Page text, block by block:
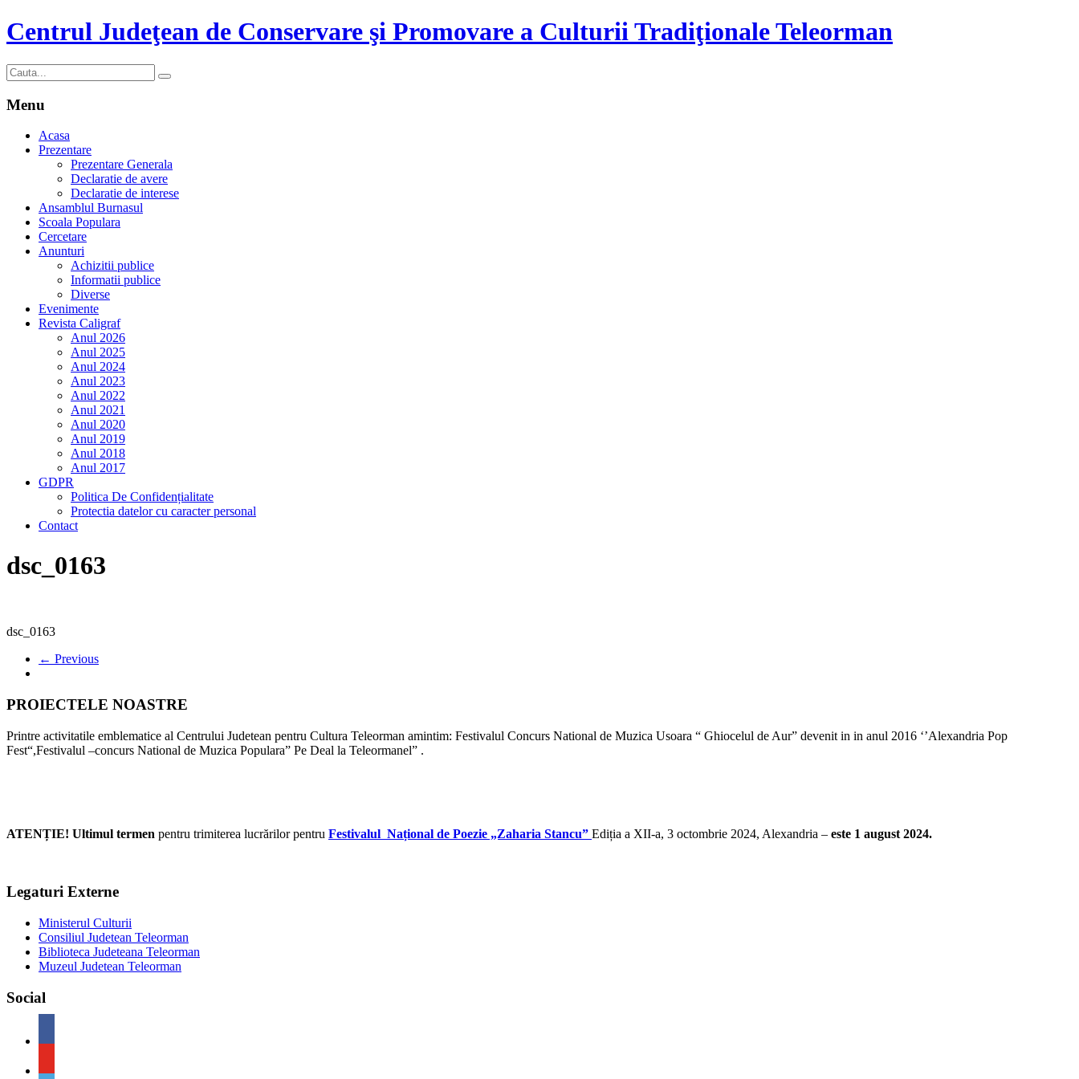
Centrul Judeţean de Conservare şi Promovare a Culturii Tradiţionale Teleorman
Menu
Acasa
Prezentare
Prezentare Generala
Declaratie de avere
Declaratie de interese
Ansamblul Burnasul
Scoala Populara
Cercetare
Anunturi
Achizitii publice
Informatii publice
Diverse
Evenimente
Revista Caligraf
Anul 2026
Anul 2025
Anul 2024
Anul 2023
Anul 2022
Anul 2021
Anul 2020
Anul 2019
Anul 2018
Anul 2017
GDPR
Politica De Confidențialitate
Protectia datelor cu caracter personal
Contact
dsc_0163
dsc_0163
← Previous
PROIECTELE NOASTRE
Printre activitatile emblematice al Centrului Judetean pentru Cultura Teleorman amintim: Festivalul Concurs National de Muzica Usoara “ Ghiocelul de Aur” devenit in in anul 2016 ‘’Alexandria Pop
Fest“,Festivalul –concurs National de Muzica Populara” Pe Deal la Teleormanel” .
ATENȚIE! Ultimul termen pentru trimiterea lucrărilor pentru Festivalul Național de Poezie „Zaharia Stancu” Ediția a XII-a, 3 octombrie 2024, Alexandria – este 1 august 2024.
Legaturi Externe
Ministerul Culturii
Consiliul Judetean Teleorman
Biblioteca Judeteana Teleorman
Muzeul Judetean Teleorman
Social